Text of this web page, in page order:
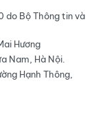
do Bộ Thông tin và
Hương
Nam, Hà Nội.
Hạnh Thông,